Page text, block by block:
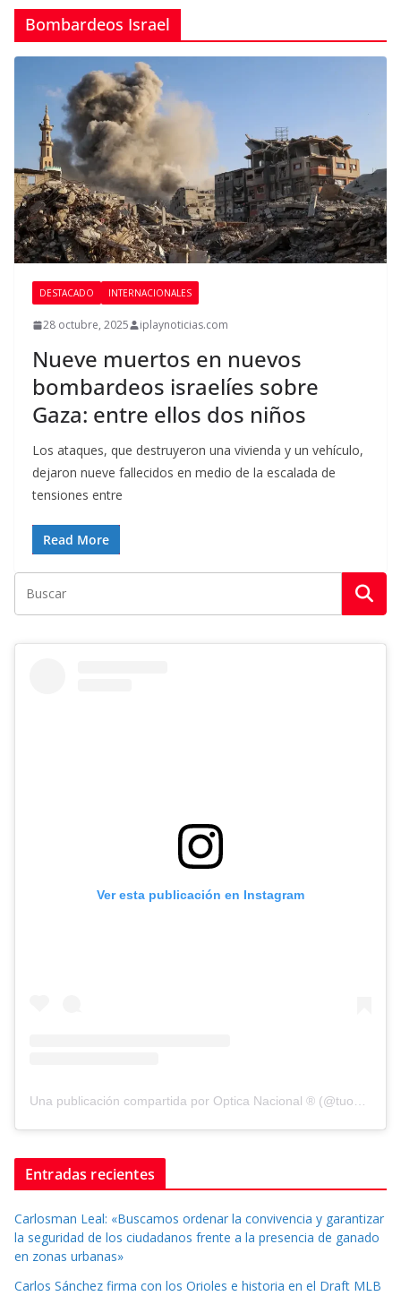
Bombardeos Israel
DESTACADO INTERNACIONALES
28 octubre, 2025 iplaynoticias.com
Nueve muertos en nuevos
bombardeos israelíes sobre
Gaza: entre ellos dos niños
Los ataques, que destruyeron una vivienda y un vehículo,
dejaron nueve fallecidos en medio de la escalada de
tensiones entre
Read More
Ver esta publicación en Instagram
Una publicación compartida por Optica Nacional ® (@tuopticanacional)
Entradas recientes
Carlosman Leal: «Buscamos ordenar la convivencia y garantizar
la seguridad de los ciudadanos frente a la presencia de ganado
en zonas urbanas»
Carlos Sánchez firma con los Orioles e historia en el Draft MLB